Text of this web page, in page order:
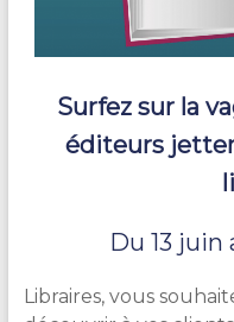
Surfez sur la
éditeurs
Du 13 juin
Libraires, vous